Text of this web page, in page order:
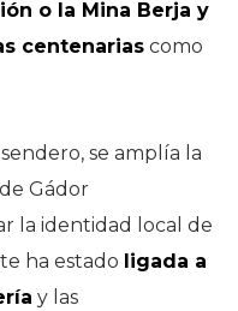
o la Mina Berja y
centenarias como
se amplía la
Gádor
la identidad local de
ha estado ligada a
y las